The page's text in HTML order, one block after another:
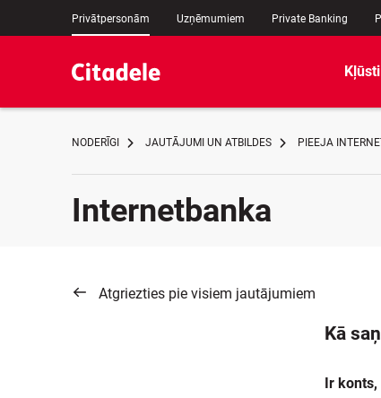
Privātpersonām Uzņēmumiem Private Banking
NODERĪGI JAUTĀJUMI UN ATBILDES PIEEJA
Internetbanka
Atgriezties pie visiem jautājumiem
Kā
Ir